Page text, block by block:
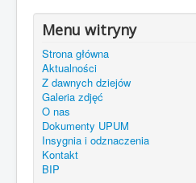
Menu witryny
Strona główna
Aktualności
Z dawnych dziejów
Galeria zdjęć
O nas
Dokumenty UPUM
Insygnia i odznaczenia
Kontakt
BIP